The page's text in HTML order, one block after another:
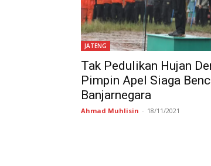
JATENG
Tak Pedulikan Hujan
Pimpin Apel Siaga
Banjarnegara
Ahmad Muhlisin - 18/11/2021